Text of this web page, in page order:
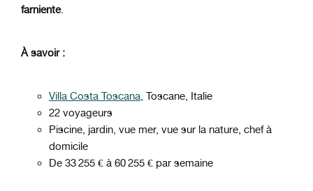
farniente.
À savoir :
Villa Costa Toscana , Toscane, Italie
22 voyageurs
Piscine, jardin, vue mer, vue sur la nature, chef à
domicile
De 33 255 € à 60 255 € par semaine